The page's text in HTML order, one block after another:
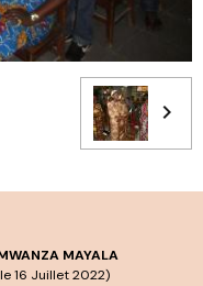
MAYALA
16 Juillet 2022)